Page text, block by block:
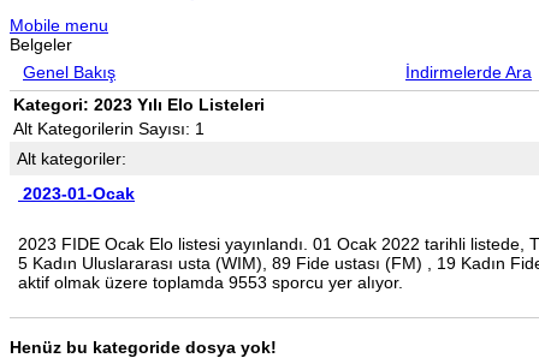
Mobile menu
Belgeler
Genel Bakış
İndirmelerde Ara
Kategori: 2023 Yılı Elo Listeleri
Alt Kategorilerin Sayısı: 1
Alt kategoriler:
2023-01-Ocak
2023 FIDE Ocak Elo listesi yayınlandı. 01 Ocak 2022 tarihli
5 Kadın Uluslararası usta (WIM), 89 Fide ustası (FM) , 19 Kadın
aktif olmak üzere toplamda 9553 sporcu yer alıyor.
Henüz bu kategoride dosya yok!